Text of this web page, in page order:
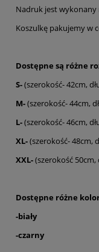
Nadruk jest wykonany
Koszulkę pakujemy w
Dostępne są różne
S-(szerokość- 42cm,
M-(szerokość- 44cm,
L-(szerokość- 46cm,
XL-(szerokość- 48cm,
XXL-(szerokość 50cm,
Dostępne różne
-biały
-czarny